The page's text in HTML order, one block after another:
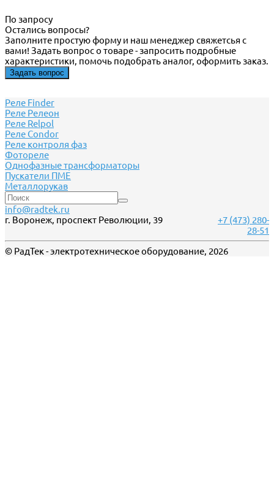
По запросу
Остались вопросы?
Заполните простую форму и наш менеджер свяжетсья с
вами! Задать вопрос о товаре - запросить подробные
характеристики, помочь подобрать аналог, оформить заказ.
Задать вопрос
Реле Finder
Реле Релеон
Реле Relpol
Реле Сondor
Реле контроля фаз
Фотореле
Однофазные трансформаторы
Пускатели ПМЕ
Металлорукав
info@radtek.ru
г. Воронеж, проспект Революции, 39
+7 (473) 280-
28-51
© РадТек - электротехническое оборудование, 2026